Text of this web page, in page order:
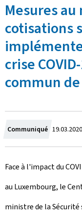
Mesures
cotisations
crise
commun
Communiqué C
r
é
e
l
19.03.2020
Face à l'impact du
au Luxembourg, le
ministre de la Sécurité